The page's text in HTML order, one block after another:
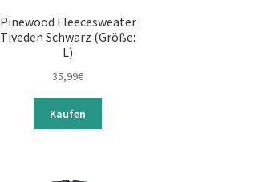
Pinewood Fleecesweater
Tiveden Schwarz (Größe:
L)
35,99€
Kaufen